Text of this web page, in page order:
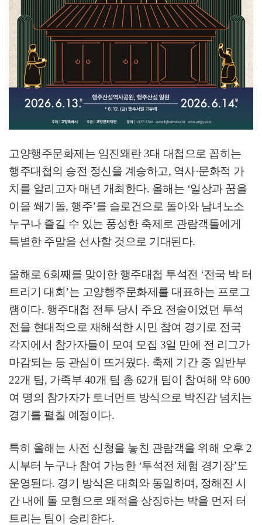
고양행주문화제는 임진왜란 3대 대첩으로 꼽히는
행주대첩의 승전 정신을 계승하고, 역사·문화적 가
치를 알리고자 매년 개최한다. 올해는 ‘일상과 꿈을
이을 쐐기돌, 행주’를 슬로건으로 돌아와 남녀노소
누구나 즐길 수 있는 풍성한 축제로 관람객들에게
특별한 주말을 선사할 것으로 기대된다.
올해로 6회째를 맞이한 행주대첩 투석전 ‘전국 박 터
트리기 대회 ’는 고양행주문화제를 대표하는 프로그
램이다. 행주대첩 전투 당시 주요 전술이었던 투석
전을 현대적으로 재해석한 시민 참여 경기로 전국
각지에서 참가자들이 모여 모집 3일 만에 전 리그가
마감되는 등 관심이 뜨거웠다. 축제 기간 중 일반부
22개 팀, 가족부 40개 팀 총 62개 팀이 참여해 약600
여 명의 참가자가 토너먼트 방식으로 박진감 넘치는
경기를 펼칠 예정이다.
특히 올해는 사전 신청을 놓친 관람객을 위해 오후 2
시부터 누구나 참여 가능한 ‘투석전 체험 경기장’도
운영된다. 경기 방식은 대회와 동일하며 , 정해진 시
간 내에 돌 모형으로 왜적을 상징하는 박을 먼저 터
트리는 팀이 승리한다.